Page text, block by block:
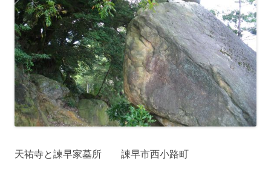
天祐寺と諫早家墓所 諌早市西小路町